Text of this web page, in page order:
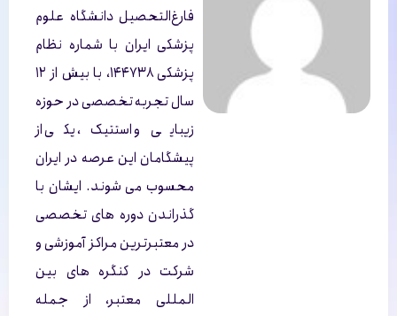
فارغ‌التحصیل دانشگاه علوم
پزشکی ایران با شماره نظام
پزشکی ۱۴۴۷۳۸، با بیش از ۱۲
سال تجربه تخصصی در حوزه
زیبایی و استتیک، یکی از
پیشگامان این عرصه در ایران
محسوب می شوند. ایشان با
گذراندن دوره های تخصصی
در معتبرترین مراکز آموزشی و
شرکت در کنگره های بین
المللی معتبر، از جمله